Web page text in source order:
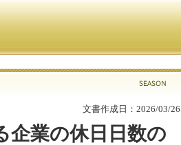
文書作成日：2026/03/26
企業の休日日数の